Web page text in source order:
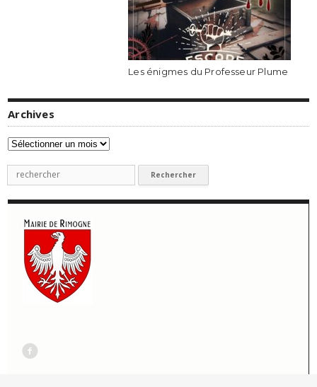
Les énigmes du Professeur Plume
Archives
Archives
Recherche
pour
:
